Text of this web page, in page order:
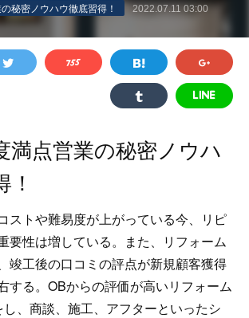
秘密ノウハウ徹底習得！ 2022.07.11 03:00
満点営業の秘密ノウハ
ストや難易度が上がっている今、リピ
要性は増している。また、リフォーム
竣工後の口コミの評点が新規顧客獲得
する。OBからの評価が高いリフォーム
、商談、施工、アフターといったシ